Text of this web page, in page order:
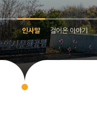
인사말 걸어온 이야기